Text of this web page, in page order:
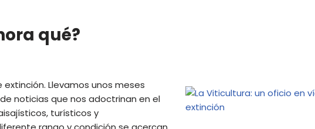
qué?
Llevamos unos meses
noticias que nos adoctrinan en el
turísticos y